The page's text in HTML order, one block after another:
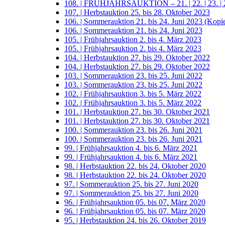
108. | FRÜHJAHRSAUKTION – 21. | 22. | 23. |
107. | Herbstauktion 25. bis 28. Oktober 2023
106. | Sommerauktion 21. bis 24. Juni 2023
106. | Sommerauktion 21. bis 24. Juni 2023
105. | Frühjahrsauktion 2. bis 4. März 2023
105. | Frühjahrsauktion 2. bis 4. März 2023
104. | Herbstauktion 27. bis 29. Oktober 2022
104. | Herbstauktion 27. bis 29. Oktober 2022
103. | Sommerauktion 23. bis 25. Juni 2022
103. | Sommerauktion 23. bis 25. Juni 2022
102. | Frühjahrsauktion 3. bis 5. März 2022
102. | Frühjahrsauktion 3. bis 5. März 2022
101. | Herbstauktion 27. bis 30. Oktober 2021
101. | Herbstauktion 27. bis 30. Oktober 2021
100. | Sommerauktion 23. bis 26. Juni 2021
100. | Sommerauktion 23. bis 26. Juni 2021
99. | Frühjahrsauktion 4. bis 6. März 2021
99. | Frühjahrsauktion 4. bis 6. März 2021
98. | Herbstauktion 22. bis 24. Oktober 2020
98. | Herbstauktion 22. bis 24. Oktober 2020
97. | Sommerauktion 25. bis 27. Juni 2020
97. | Sommerauktion 25. bis 27. Juni 2020
96. | Frühjahrsauktion 05. bis 07. März 2020
96. | Frühjahrsauktion 05. bis 07. März 2020
95. | Herbstauktion 24. bis 26. Oktober 2019